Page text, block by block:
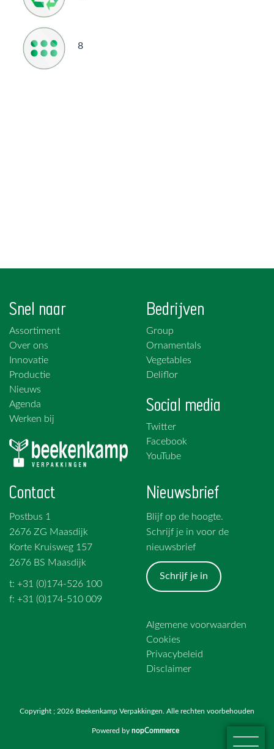
8
Snel naar
Assortiment
Over ons
Innovatie
Productie
Nieuws
Agenda
Werken bij
Bedrijven
Group
Ornamentals
Vegetables
Deliflor
Social media
Twitter
Facebook
YouTube
Contact
Postbus 1
2676 ZG Maasdijk
Korte Kruisweg 157
2676 BS Maasdijk
t: +31 (0)174-526 100
f: +31 (0)174-510 009
Nieuwsbrief
Blijf op de hoogte.
Schrijf je in voor de
nieuwsbrief
Schrijf je in
Algemene voorwaarden
Cookies
Privacybeleid
Disclaimer
Copyright ; 2026 Beekenkamp Verpakkingen. Alle rechten voorbehouden
Powered by nopCommerce